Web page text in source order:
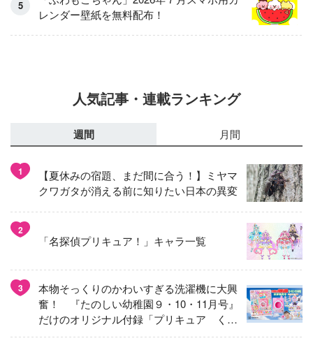
レンダー壁紙を無料配布！
人気記事・連載ランキング
週間 月間
1
【夏休みの宿題、まだ間に合う！】ミヤマ
クワガタが消える前に知りたい日本の異変
2
「名探偵プリキュア！」キャラ一覧
3
本物そっくりのかわいすぎる洗濯機に大興
奮！ 『たのしい幼稚園９・10・11月号』
だけのオリジナル付録「プリキュア くる
くるせんたくき」